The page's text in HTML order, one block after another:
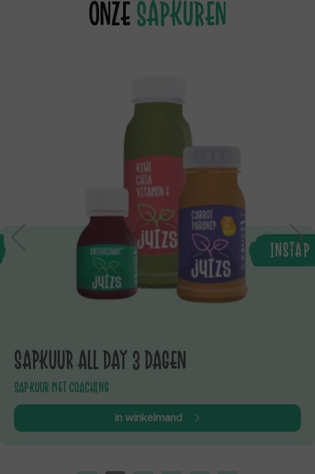
ONZESAPKUREN
INSTAP
SAPKUUR ALL DAY 3 DAGEN
SAPKUUR MET COACHING
in winkelmand